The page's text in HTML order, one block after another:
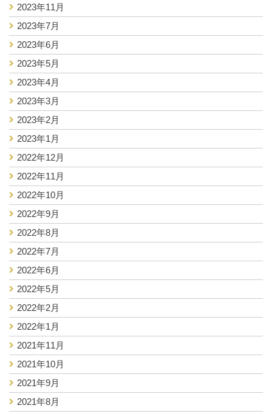
2023年11月
2023年7月
2023年6月
2023年5月
2023年4月
2023年3月
2023年2月
2023年1月
2022年12月
2022年11月
2022年10月
2022年9月
2022年8月
2022年7月
2022年6月
2022年5月
2022年2月
2022年1月
2021年11月
2021年10月
2021年9月
2021年8月